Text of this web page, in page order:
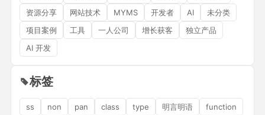
资源分享
网站技术 MYMS 开发者 AI
未分类
项目案例
工具 一人公司 增长获客
独立产品
AI 开发
标签
ss non pan class type 明言明语
function